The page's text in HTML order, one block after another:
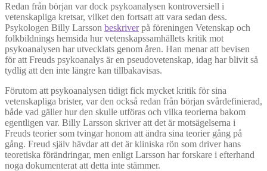
Redan från början var dock psykoanalysen kontroversiell i
vetenskapliga kretsar, vilket den fortsatt att vara sedan dess.
Psykologen Billy Larsson beskriverpå föreningen Vetenskap och
folkbildnings hemsida hur vetenskapssamhällets kritik mot
psykoanalysen har utvecklats genom åren. Han menar att bevisen
för att Freuds psykoanalys är en pseudovetenskap, idag har blivit så
tydlig att den inte längre kan tillbakavisas.
Förutom att psykoanalysen tidigt fick mycket kritik för sina
vetenskapliga brister, var den också redan från början svårdefinierad,
både vad gäller hur den skulle utföras och vilka teorierna bakom
egentligen var. Billy Larsson skriver att det är motsägelserna i
Freuds teorier som tvingar honom att ändra sina teorier gång på
gång. Freud själv hävdar att det är kliniska rön som driver hans
teoretiska förändringar, men enligt Larsson har forskare i efterhand
noga dokumenterat att detta inte stämmer.